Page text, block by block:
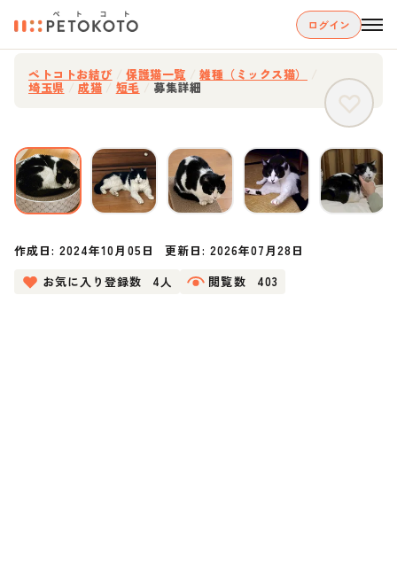
ログイン
ペトコトお結び 保護猫一覧 雑種（ミックス猫）
埼玉県 成猫 短毛 募集詳細
作成日:2024年10月05日 更新日: 2026年07月28日
お気に入り登録数
4人 閲覧数 403